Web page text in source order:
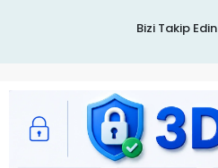
Bizi Takip Edin